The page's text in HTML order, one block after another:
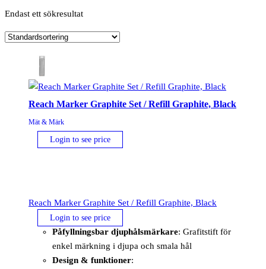
Endast ett sökresultat
Reach Marker Graphite Set / Refill Graphite, Black
Mät & Märk
Login to see price
Reach Marker Graphite Set / Refill Graphite, Black
Login to see price
Påfyllningsbar djuphålsmärkare: Grafitstift för
enkel märkning i djupa och smala hål
Design & funktioner: